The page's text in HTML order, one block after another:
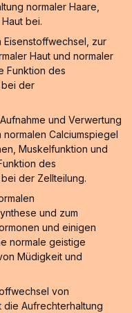
normaler Haare,
bei.
Eisenstoffwechsel, zur
Haut und normaler
Funktion des
bei der
und Verwertung
Calciumspiegel
Muskelfunktion und
des
bei der Zellteilung.
und zum
und einigen
normale geistige
Müdigkeit und
von
die Aufrechterhaltung